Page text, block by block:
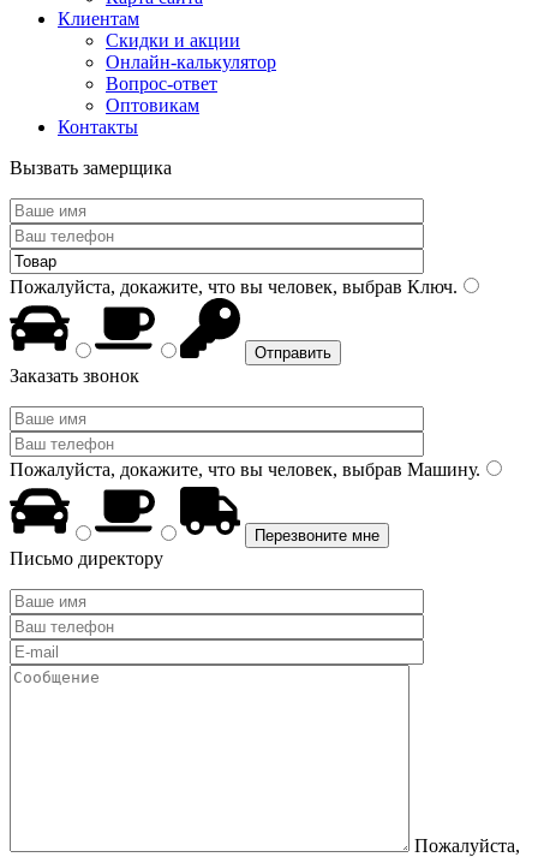
Клиентам
Скидки и акции
Онлайн-калькулятор
Вопрос-ответ
Оптовикам
Контакты
Вызвать замерщика
Пожалуйста, докажите, что вы человек, выбрав Ключ.
Заказать звонок
Пожалуйста, докажите, что вы человек, выбрав Машину.
Письмо директору
Пожалуйста,